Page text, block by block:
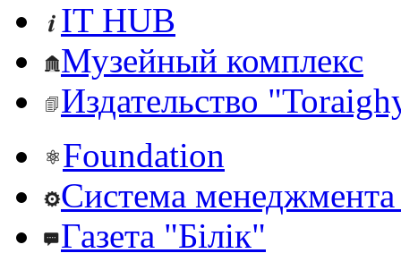
IT HUB
Музейный комплекс
Издательство
Foundation
Система менеджмента
Газета "Білік"